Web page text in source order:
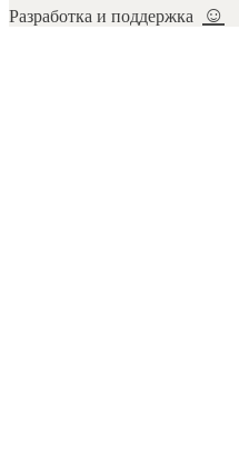
Разработка и поддержка ☺